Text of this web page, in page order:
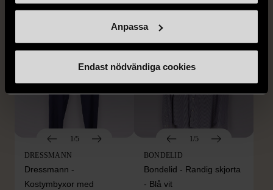
Anpassa
Endast nödvändiga cookies
1/5
DRESSMANN
Dressmann -
Kostymbyxor med
1/5
BONDELID
Bondelid - Randig skjorta
- Blå vit